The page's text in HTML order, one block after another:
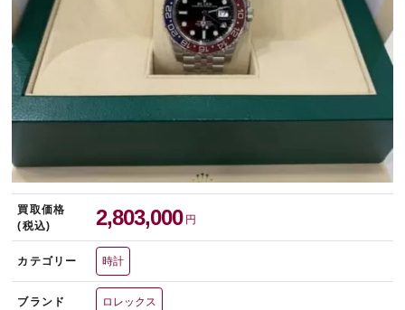
買取価格
(税込)
2,803,000 円
カテゴリー 時計
ブランド ロレックス